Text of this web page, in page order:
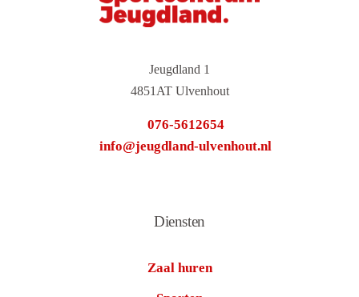
Jeugdland 1
4851AT Ulvenhout
076-5612654
info@jeugdland-ulvenhout.nl
Diensten
Zaal huren